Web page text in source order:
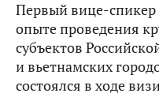
Первый вице-
опыте проведения
субъектов
и вьетнамских
состоялся в ходе